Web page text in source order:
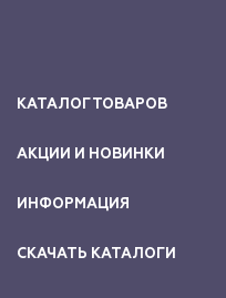
КАТАЛОГ ТОВАРОВ
АКЦИИ И НОВИНКИ
ИНФОРМАЦИЯ
СКАЧАТЬ КАТАЛОГИ